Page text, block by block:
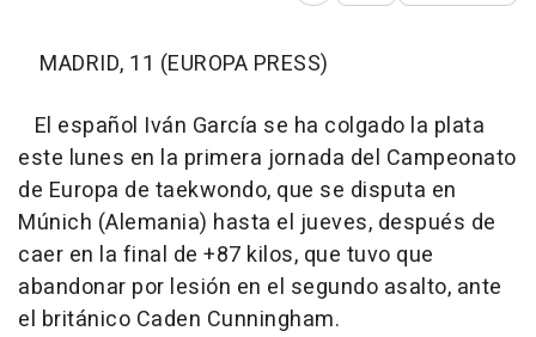
MADRID, 11 (EUROPA PRESS)
El español Iván García se ha colgado la plata
este lunes en la primera jornada del Campeonato
de Europa de taekwondo, que se disputa en
Múnich (Alemania) hasta el jueves, después de
caer en la final de +87 kilos, que tuvo que
abandonar por lesión en el segundo asalto, ante
el británico Caden Cunningham.